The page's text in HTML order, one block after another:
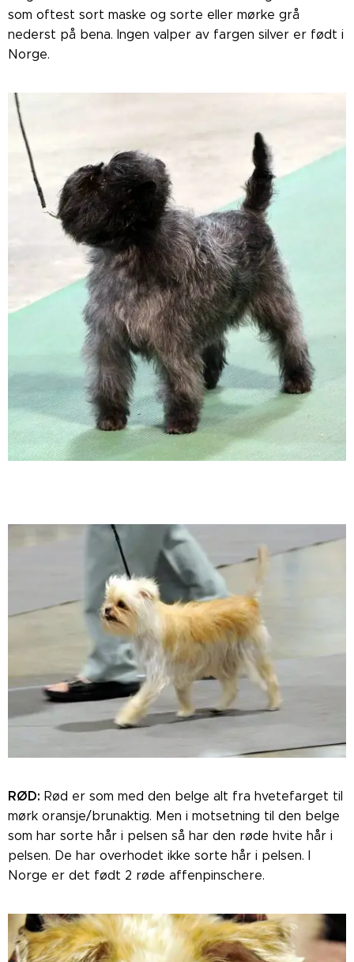
som oftest sort maske og sorte eller mørke grå
nederst på bena. Ingen valper av fargen silver er født i
Norge.
RØD: Rød er som med den belge alt fra hvetefarget til
mørk oransje/brunaktig. Men i motsetning til den belge
som har sorte hår i pelsen så har den røde hvite hår i
pelsen. De har overhodet ikke sorte hår i pelsen. I
Norge er det født 2 røde affenpinschere.